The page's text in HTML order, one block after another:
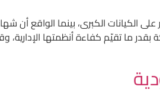
الكيانات الكبرى، بينما الواقع أن
بقدر ما تقيّم كفاءة أنظمتها